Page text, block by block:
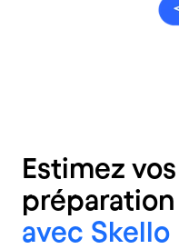
Estimez
avec Skello